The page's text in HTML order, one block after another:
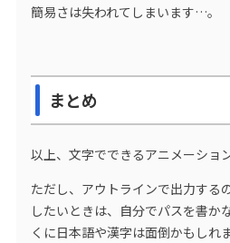
簡易さは失われてしまいます…。
まとめ
以上、文字でできるアニメーショ
ただし、アウトラインで出力する
したいときは、自分でパスを書か
くに日本語や漢字は面倒かもしれ